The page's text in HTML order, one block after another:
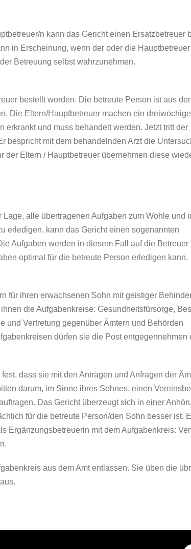
n kann das Gericht einen Ersatzbetreuer
in Erscheinung, wenn der oder die Hauptbetreuer
Betreuung selbst wahrzunehmen.
bestellt worden. Die betreute Person ist aus der
Die Eltern/Hauptbetreuer machen ein
erkrankt und muss behandelt werden. Jetzt tritt der
bespricht mit dem behandelnden Arzt die
der Eltern / Hauptbetreuer übernehmen diese
Lage, alle übertragenen Aufgaben zum Wohle und
erledigen, kann das Gericht einen sogenannten
Aufgaben werden in diesem Fall auf die Betreuer
optimal für die betreute Person erledigen kann.
für ihren erwachsenen Sohn mit geistiger
die Aufgabenkreise: Gesundheitsfürsorge,
und Vertretung gegenüber Ämtern und Behörden
dürfen sie die Post entgegennehmen
dass sie mit den Anträgen und Anfragen der
darum, im Sinne ihres Sohnes, einen
Das Gericht überzeugt sich in einer
für die betreute Person/den Sohn besser ist.
Ergänzungsbetreuerin mit dem Aufgabenkreis:
aus dem Amt entlassen. Sie üben die